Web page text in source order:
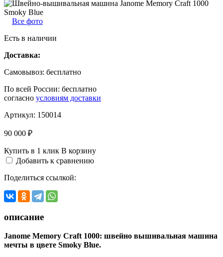
Все фото
Есть в наличии
Доставка:
Самовывоз: бесплатно
По всей России: бесплатно
согласно условиям доставки
Артикул: 150014
90 000 ₽
Купить в 1 клик В корзину
Добавить к сравнению
Поделиться ссылкой:
описание
Janome Memory Craft 1000: швейно вышивальная машина
мечты в цвете Smoky Blue.